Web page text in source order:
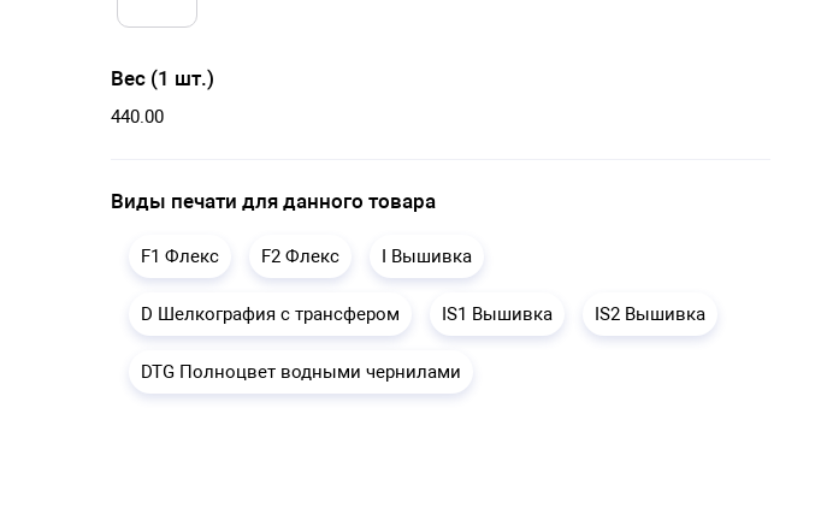
Вес (1 шт.)
440.00
Виды печати для данного товара
F1 Флекс F2 Флекс I Вышивка
D Шелкография с трансфером IS1 Вышивка IS2 Вышивка
DTG Полноцвет водными чернилами